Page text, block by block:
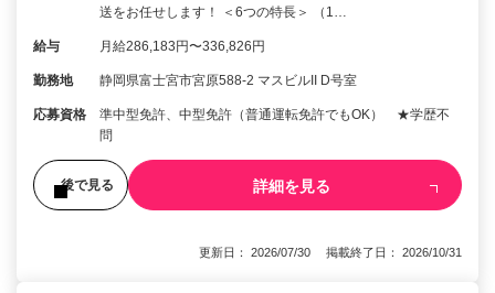
送をお任せします！ ＜6つの特長＞ （1…
給与 月給286,183円〜336,826円
勤務地 静岡県富士宮市宮原588-2 マスビルII D号室
応募資格
準中型免許、中型免許（普通運転免許でもOK） ★学歴不
問
後で見る 詳細を見る
更新日： 2026/07/30 掲載終了日： 2026/10/31